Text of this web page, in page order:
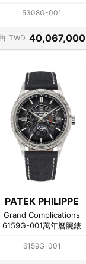
5308G-001
TWD 40,067,000
PATEK PHILIPPE
Grand Complications
6159G-001萬年曆腕錶
6159G-001